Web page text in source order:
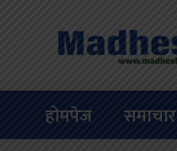
होमपेज समाचार